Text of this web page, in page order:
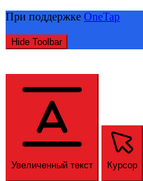
При поддержке OneTap
Hide Toolbar
Увеличенный текст Курсор